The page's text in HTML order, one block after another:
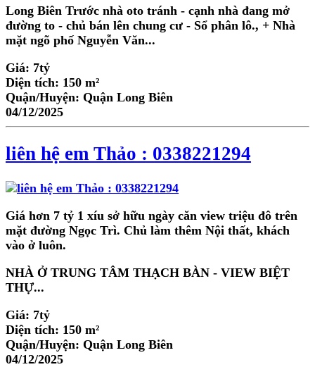
Long Biên Trước nhà oto tránh - cạnh nhà đang mở
đường to - chủ bán lên chung cư - Sổ phân lô., + Nhà
mặt ngõ phố Nguyễn Văn...
Giá: 7tỷ
Diện tích: 150 m²
Quận/Huyện: Quận Long Biên
04/12/2025
liên hệ em Thảo : 0338221294
Giá hơn 7 tỷ 1 xíu sở hữu ngày căn view triệu đô trên
mặt đường Ngọc Trì. Chủ làm thêm Nội thất, khách
vào ở luôn.
NHÀ Ở TRUNG TÂM THẠCH BÀN - VIEW BIỆT
THỰ...
Giá: 7tỷ
Diện tích: 150 m²
Quận/Huyện: Quận Long Biên
04/12/2025